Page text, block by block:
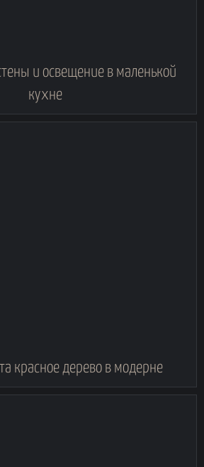
и освещение в маленькой
кухне
красное дерево в модерне